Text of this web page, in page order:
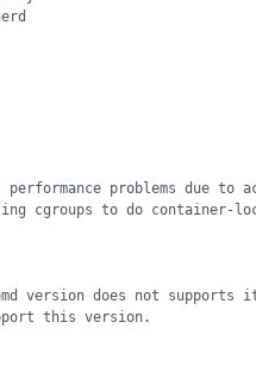
problems due to
cgroups to do container-
version does not supports
this version.